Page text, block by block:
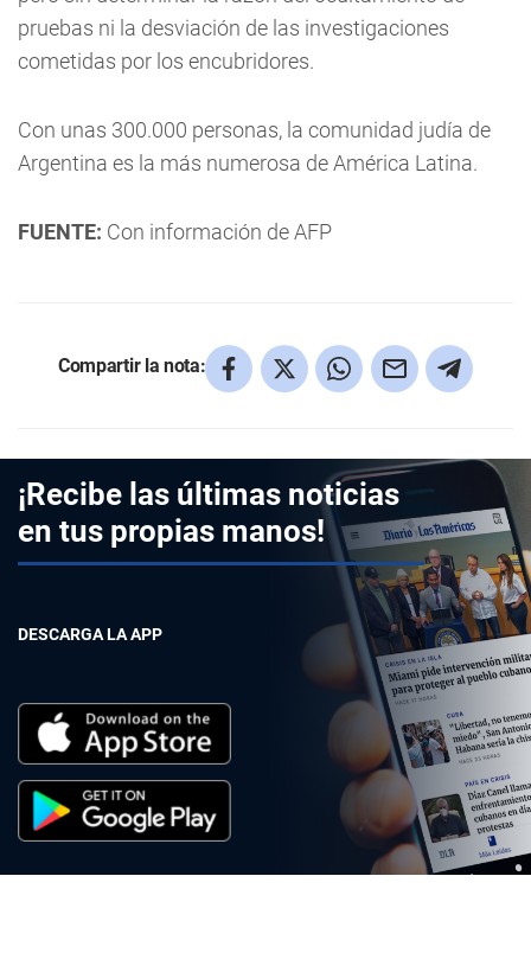
pruebas ni la desviación de las investigaciones
cometidas por los encubridores.
Con unas 300.000 personas, la comunidad judía de
Argentina es la más numerosa de América Latina.
FUENTE: Con información de AFP
Compartir la nota:
¡Recibe las últimas noticias
en tus propias manos!
DESCARGA LA APP